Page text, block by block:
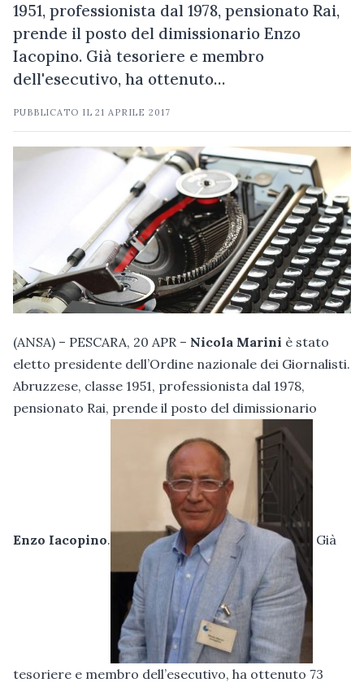
1951, professionista dal 1978, pensionato Rai,
prende il posto del dimissionario Enzo
Iacopino. Già tesoriere e membro
dell'esecutivo, ha ottenuto…
PUBBLICATO IL21 APRILE 2017
(ANSA) – PESCARA, 20 APR – Nicola Marini è stato
eletto presidente dell’Ordine nazionale dei Giornalisti.
Abruzzese, classe 1951, professionista dal 1978,
pensionato Rai, prende il posto del dimissionario
Enzo Iacopino. Già
tesoriere e membro dell’esecutivo, ha ottenuto 73